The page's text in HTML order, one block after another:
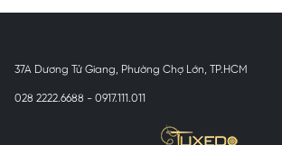
37A Dương Tử Giang, Phường Chợ Lớn, TP.HCM
028 2222.6688 - 0917.111.011